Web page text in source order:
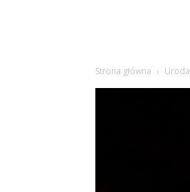
Strona główna Uroda